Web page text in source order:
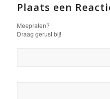
Plaats een
Meepraten?
Draag gerust bij!